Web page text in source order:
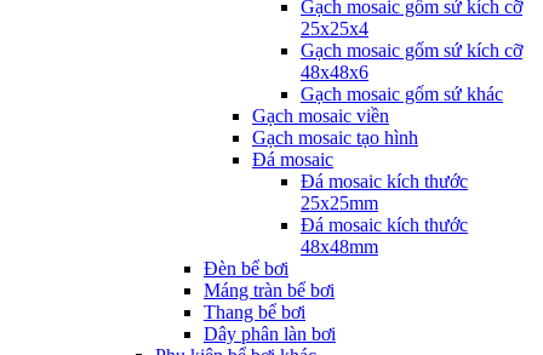
Gạch mosaic gốm sứ kích cỡ
25x25x4
Gạch mosaic gốm sứ kích cỡ
48x48x6
Gạch mosaic gốm sứ khác
Gạch mosaic viền
Gạch mosaic tạo hình
Đá mosaic
Đá mosaic kích thước
25x25mm
Đá mosaic kích thước
48x48mm
Đèn bể bơi
Máng tràn bể bơi
Thang bể bơi
Dây phân làn bơi